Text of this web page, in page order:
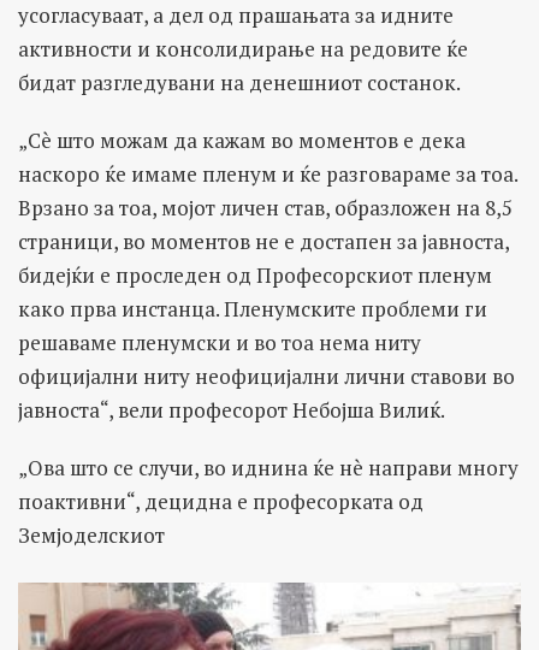
усогласуваат, а дел од прашањата за идните
активности и консолидирање на редовите ќе
бидат разгледувани на денешниот состанок.
„Сè што можам да кажам во моментов е дека
наскоро ќе имаме пленум и ќе разговараме за тоа.
Врзано за тоа, мојот личен став, образложен на 8,5
страници, во моментов не е достапен за јавноста,
бидејќи е проследен од Професорскиот пленум
како прва инстанца. Пленумските проблеми ги
решаваме пленумски и во тоа нема ниту
официјални ниту неофицијални лични ставови во
јавноста“, вели професорот Небојша Вилиќ.
„Ова што се случи, во иднина ќе нè направи многу
поактивни“, децидна е професорката од
Земјоделскиот